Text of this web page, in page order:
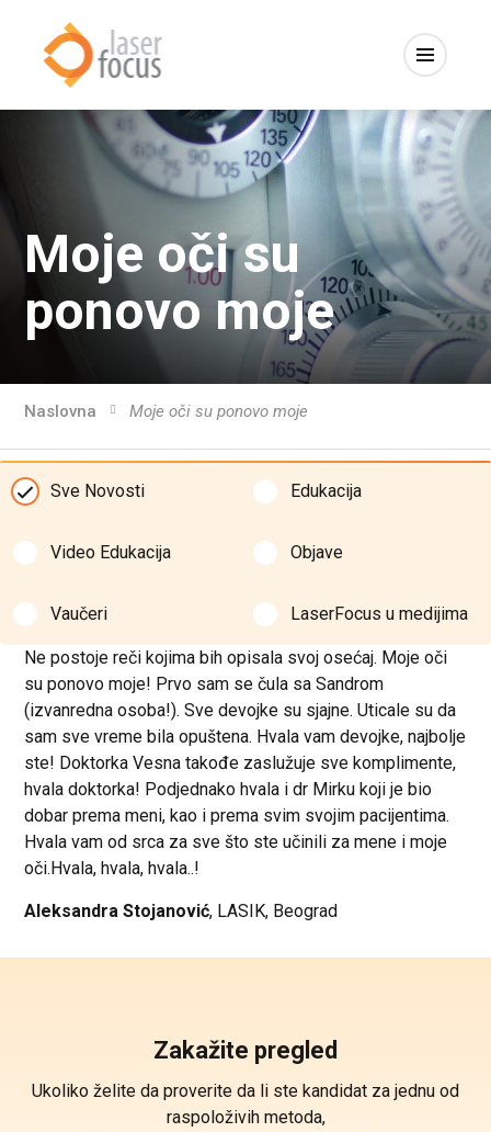
Moje oči su
ponovo moje
Naslovna Moje oči su ponovo moje
Sve Novosti Edukacija
Video Edukacija Objave
Vaučeri LaserFocus u medijima
Ne postoje reči kojima bih opisala svoj osećaj. Moje oči
su ponovo moje! Prvo sam se čula sa Sandrom
(izvanredna osoba!). Sve devojke su sjajne. Uticale su da
sam sve vreme bila opuštena. Hvala vam devojke, najbolje
ste! Doktorka Vesna takođe zaslužuje sve komplimente,
hvala doktorka! Podjednako hvala i dr Mirku koji je bio
dobar prema meni, kao i prema svim svojim pacijentima.
Hvala vam od srca za sve što ste učinili za mene i moje
oči.Hvala, hvala, hvala..!
Aleksandra Stojanović, LASIK, Beograd
Zakažite pregled
Ukoliko želite da proverite da li ste kandidat za jednu od
raspoloživih metoda,